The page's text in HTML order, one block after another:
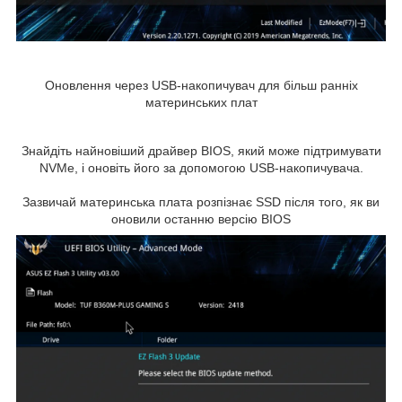
Оновлення через USB-накопичувач для більш ранніх
материнських плат
Знайдіть найновіший драйвер BIOS, який може підтримувати
NVMe, і оновіть його за допомогою USB-накопичувача.
Зазвичай материнська плата розпізнає SSD після того, як ви
оновили останню версію BIOS